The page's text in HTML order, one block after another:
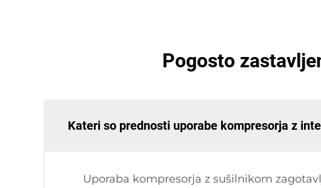
Pogosto
Kateri so prednosti uporabe kompresorja z
Uporaba kompresorja z sušilnikom